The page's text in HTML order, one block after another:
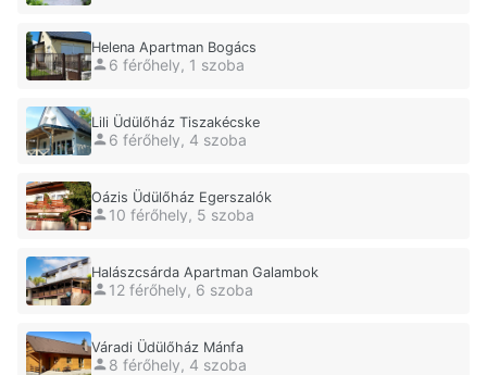
Helena Apartman Bogács
6 férőhely, 1 szoba
Lili Üdülőház Tiszakécske
6 férőhely, 4 szoba
Oázis Üdülőház Egerszalók
10 férőhely, 5 szoba
Halászcsárda Apartman Galambok
12 férőhely, 6 szoba
Váradi Üdülőház Mánfa
8 férőhely, 4 szoba